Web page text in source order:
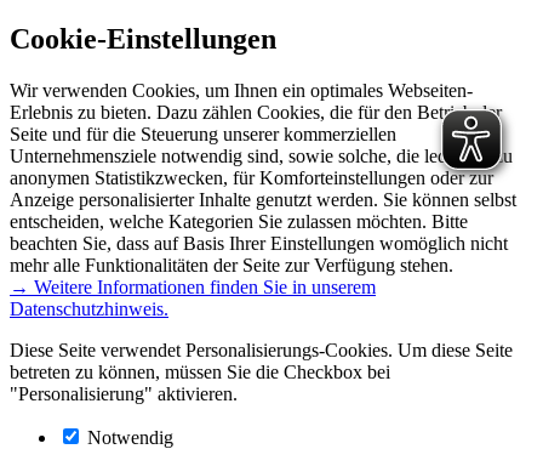
Cookie-Einstellungen
Wir verwenden Cookies, um Ihnen ein optimales Webseiten-
Erlebnis zu bieten. Dazu zählen Cookies, die für den Betrieb der
Seite und für die Steuerung unserer kommerziellen
Unternehmensziele notwendig sind, sowie solche, die lediglich zu
anonymen Statistikzwecken, für Komforteinstellungen oder zur
Anzeige personalisierter Inhalte genutzt werden. Sie können selbst
entscheiden, welche Kategorien Sie zulassen möchten. Bitte
beachten Sie, dass auf Basis Ihrer Einstellungen womöglich nicht
mehr alle Funktionalitäten der Seite zur Verfügung stehen.
→ Weitere Informationen finden Sie in unserem
Datenschutzhinweis.
Diese Seite verwendet Personalisierungs-Cookies. Um diese Seite
betreten zu können, müssen Sie die Checkbox bei
"Personalisierung" aktivieren.
Notwendig